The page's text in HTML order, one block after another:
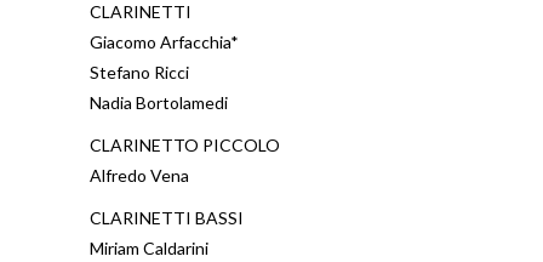
CLARINETTI
Giacomo Arfacchia*
Stefano Ricci
Nadia Bortolamedi
CLARINETTO PICCOLO
Alfredo Vena
CLARINETTI BASSI
Miriam Caldarini